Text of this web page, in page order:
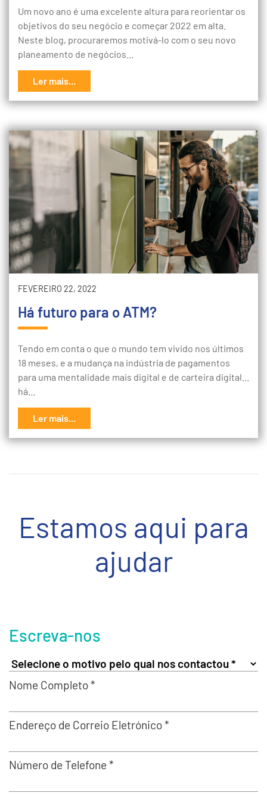
Um novo ano é uma excelente altura para reorientar os
objetivos do seu negócio e começar 2022 em alta.
Neste blog, procuraremos motivá-lo com o seu novo
planeamento de negócios…
Ler mais...
FEVEREIRO 22, 2022
Há futuro para o ATM?
Tendo em conta o que o mundo tem vivido nos últimos
18 meses, e a mudança na indústria de pagamentos
para uma mentalidade mais digital e de carteira digital...
há…
Ler mais...
Estamos aqui para
ajudar
Escreva-nos
Nome Completo *
Endereço de Correio Eletrónico *
Número de Telefone *